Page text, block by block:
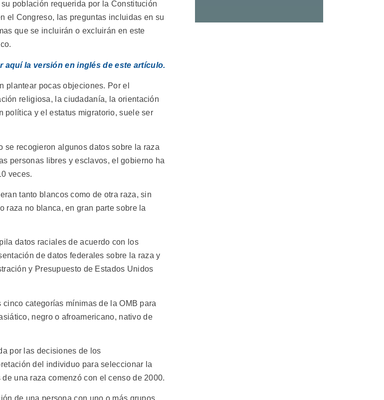
población requerida por la Constitución
el Congreso, las preguntas incluidas en su
que se incluirán o excluirán en este
aquí la versión en inglés de este artículo.
plantear pocas objeciones. Por el
religiosa, la ciudadanía, la orientación
política y el estatus migratorio, suele ser
se recogieron algunos datos sobre la raza
personas libres y esclavos, el gobierno ha
veces.
tanto blancos como de otra raza, sin
raza no blanca, en gran parte sobre la
datos raciales de acuerdo con los
de datos federales sobre la raza y
y Presupuesto de Estados Unidos
categorías mínimas de la OMB para
negro o afroamericano, nativo de
por las decisiones de los
del individuo para seleccionar la
una raza comenzó con el censo de 2000.